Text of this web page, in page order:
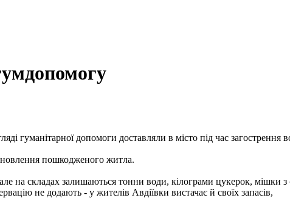
гуманітарної допомоги доставляли в місто під час загострення
пошкодженого житла.
на складах залишаються тонни води, кілограми цукерок, мішки
не додають - у жителів Авдіївки вистачає й своїх запасів,